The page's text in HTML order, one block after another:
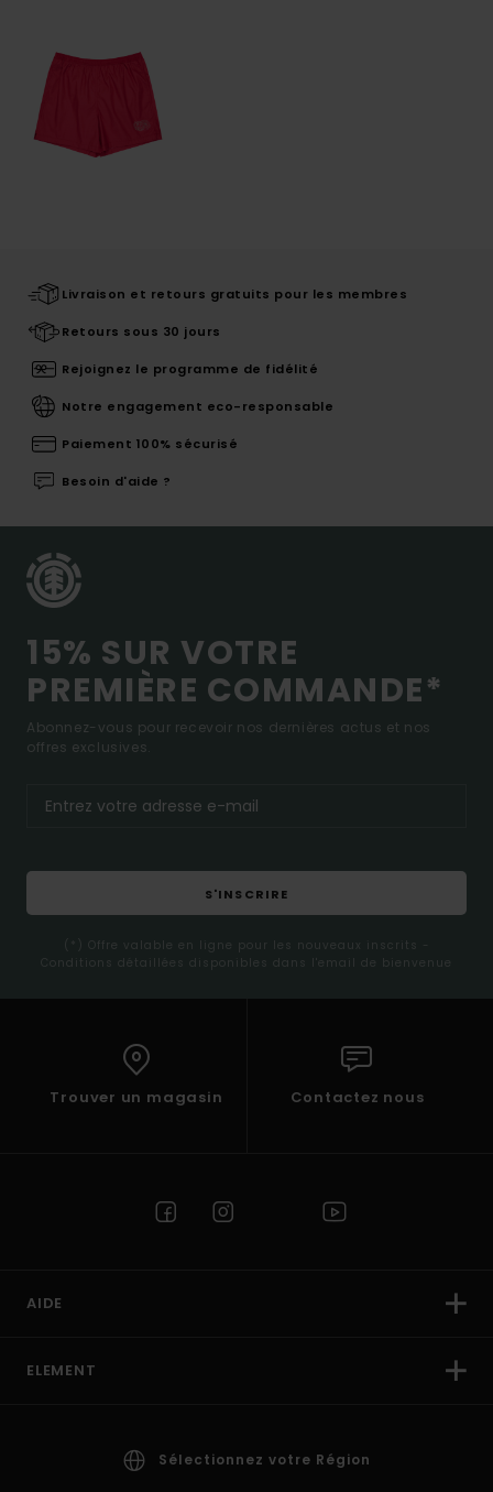
Livraison et retours gratuits pour les membres
Retours sous 30 jours
Rejoignez le programme de fidélité
Notre engagement eco-responsable
Paiement 100% sécurisé
Besoin d'aide ?
15% SUR VOTRE
PREMIÈRE COMMANDE*
Abonnez-vous pour recevoir nos dernières actus et nos
offres exclusives.
S'INSCRIRE
(*) Offre valable en ligne pour les nouveaux inscrits -
Conditions détaillées disponibles dans l'email de bienvenue
Trouver un magasin Contactez nous
AIDE
ELEMENT
Sélectionnez votre Région